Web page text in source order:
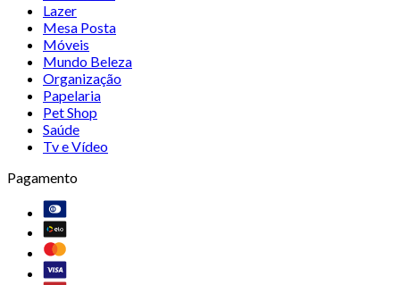
Lazer
Mesa Posta
Móveis
Mundo Beleza
Organização
Papelaria
Pet Shop
Saúde
Tv e Vídeo
Pagamento